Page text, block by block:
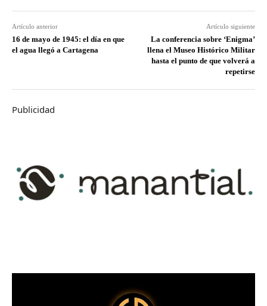
Artículo anterior
16 de mayo de 1945: el día en que
el agua llegó a Cartagena
Artículo siguiente
La conferencia sobre ‘Enigma’
llena el Museo Histórico Militar
hasta el punto de que volverá a
repetirse
Publicidad